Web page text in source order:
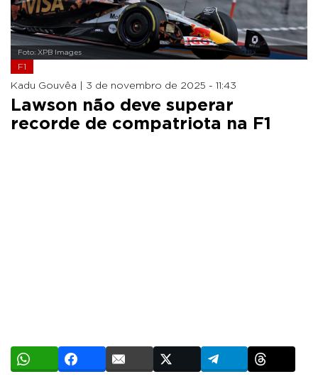
Foto: XPB Images
F1
Kadu Gouvêa | 3 de novembro de 2025 - 11:43
Lawson não deve superar
recorde de compatriota na F1